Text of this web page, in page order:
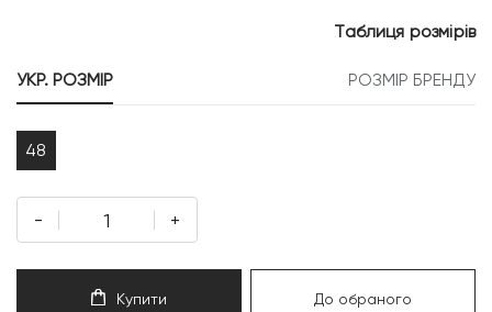
УКР. РОЗМІР
РОЗМІР БРЕНДУ
Таблиця розмірів
48
- +
Купити До обраного